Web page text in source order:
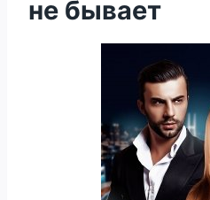
не бывает